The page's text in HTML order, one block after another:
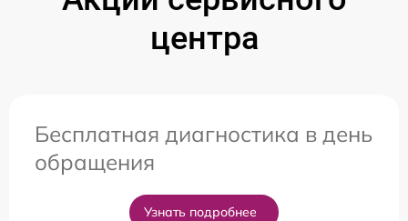
центра
Бесплатная диагностика в день
обращения
Узнать подробнее